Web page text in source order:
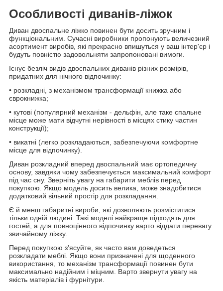
Особливості диванів-ліжок
Диван двоспальне ліжко повинен бути досить зручним і
функціональним. Сучасні виробники пропонують величезний
асортимент виробів, які прекрасно впишуться у ваш інтер'єр і
будуть повністю задовольняти запропоновані вимоги.
Існує безліч видів двоспальних диванів різних розмірів,
придатних для нічного відпочинку:
• розкладні, з механізмом трансформації книжка або
єврокнижка;
• кутові (популярний механізм - дельфін, але таке спальне
місце може мати відчутні нерівності в місцях стику частин
конструкції);
• викатні (легко розкладаються, забезпечуючи комфортне
місце для відпочинку).
Диван розкладний вперед двоспальний має ортопедичну
основу, завдяки чому забезпечується максимальний комфорт
під час сну. Зверніть увагу на габарити меблів перед
покупкою. Якщо модель досить велика, може знадобитися
додатковий вільний простір для розкладання.
Є й менш габаритні вироби, які дозволяють розміститися
тільки одній людині. Такі моделі найкраще підходять для
гостей, а для повноцінного відпочинку варто віддати перевагу
звичайному ліжку.
Перед покупкою з'ясуйте, як часто вам доведеться
розкладати меблі. Якщо вони призначені для щоденного
використання, то механізм трансформації повинен бути
максимально надійним і міцним. Варто звернути увагу на
якість матеріалів і фурнітури.